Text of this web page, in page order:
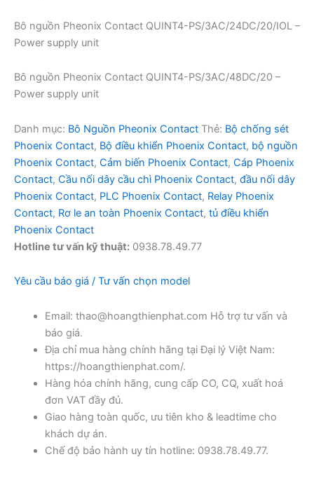
Bô nguồn Pheonix Contact QUINT4-PS/3AC/24DC/20/IOL –
Power supply unit
Bô nguồn Pheonix Contact QUINT4-PS/3AC/48DC/20 –
Power supply unit
Danh mục: Bô Nguồn Pheonix Contact Thẻ: Bộ chống sét
Phoenix Contact, Bộ điều khiển Phoenix Contact, bộ nguồn
Phoenix Contact, Cảm biến Phoenix Contact, Cáp Phoenix
Contact, Cầu nối dây cầu chì Phoenix Contact, đầu nối dây
Phoenix Contact, PLC Phoenix Contact, Relay Phoenix
Contact, Rơ le an toàn Phoenix Contact, tủ điều khiển
Phoenix Contact
Hotline tư vấn kỹ thuật: 0938.78.49.77
Yêu cầu báo giá / Tư vấn chọn model
Email: thao@hoangthienphat.com Hỗ trợ tư vấn và
báo giá.
Địa chỉ mua hàng chính hãng tại Đại lý Việt Nam:
https://hoangthienphat.com/.
Hàng hóa chính hãng, cung cấp CO, CQ, xuất hoá
đơn VAT đầy đủ.
Giao hàng toàn quốc, ưu tiên kho & leadtime cho
khách dự án.
Chế độ bảo hành uy tín hotline: 0938.78.49.77.